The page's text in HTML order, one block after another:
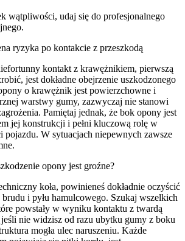
wątpliwości, udaj się do profesjonalnego
ryzyka po kontakcie z przeszkodą
kontakt z krawężnikiem, pierwszą
jest dokładne obejrzenie uszkodzonego
o krawężnik jest powierzchowne i
warstwy gumy, zazwyczaj nie stanowi
Pamiętaj jednak, że bok opony jest
jej konstrukcji i pełni kluczową rolę w
pojazdu. W sytuacjach niepewnych zawsze
opony jest groźne?
koła, powinieneś dokładnie oczyścić
i pyłu hamulcowego. Szukaj wszelkich
powstały w wyniku kontaktu z twardą
nie widzisz od razu ubytku gumy z boku
mogła ulec naruszeniu. Każde